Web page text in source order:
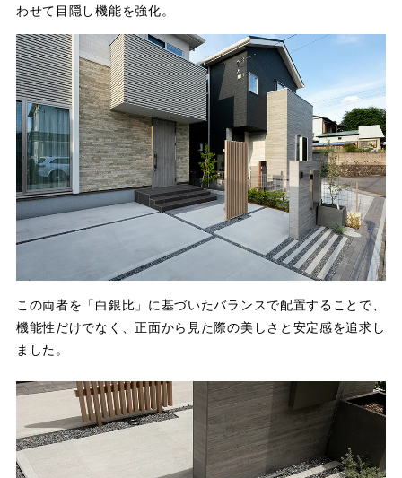
わせて目隠し機能を強化。
この両者を「白銀比」に基づいたバランスで配置することで、
機能性だけでなく、正面から見た際の美しさと安定感を追求し
ました。